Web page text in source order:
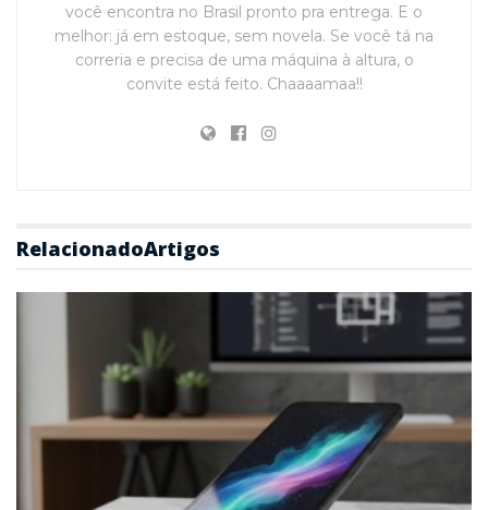
você encontra no Brasil pronto pra entrega. E o
melhor: já em estoque, sem novela. Se você tá na
correria e precisa de uma máquina à altura, o
convite está feito. Chaaaamaa!!
RelacionadoArtigos